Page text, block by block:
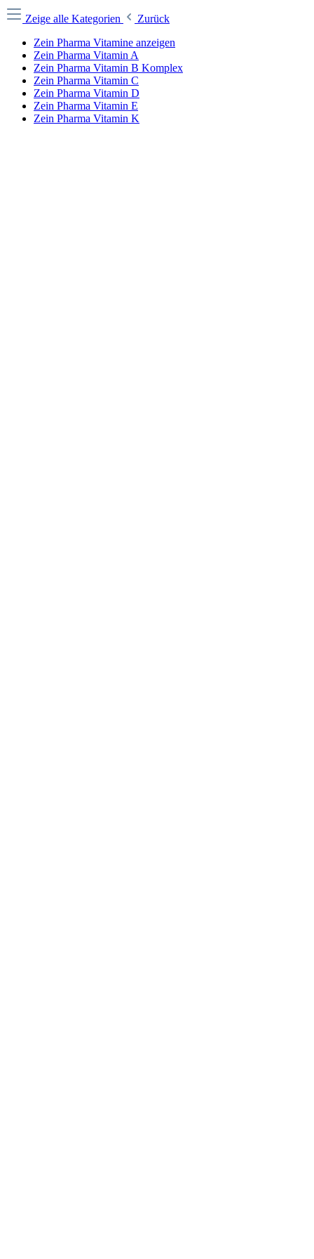
Zeige alle Kategorien
Zurück
Zein Pharma Vitamine anzeigen
Zein Pharma Vitamin A
Zein Pharma Vitamin B Komplex
Zein Pharma Vitamin C
Zein Pharma Vitamin D
Zein Pharma Vitamin E
Zein Pharma Vitamin K